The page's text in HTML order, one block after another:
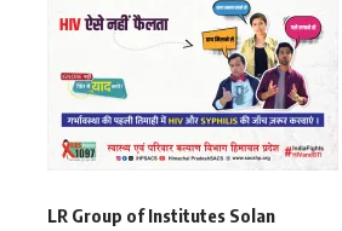
LR Group of Institutes Solan